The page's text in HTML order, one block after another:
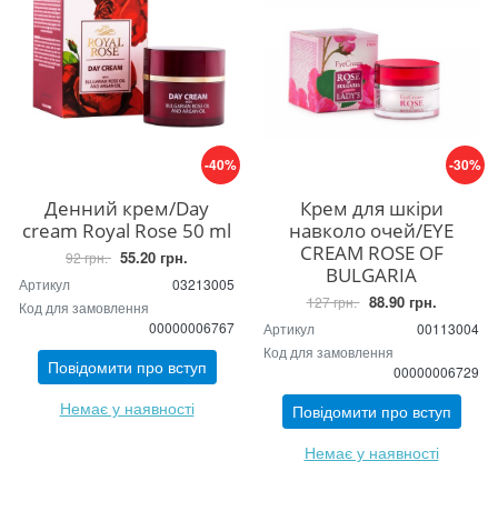
-40%
Денний крем/Day
cream Royal Rose 50 ml
92 грн. 55.20 грн.
Артикул
03213005
Код для замовлення
00000006767
Повідомити про вступ
Немає у наявності
-30%
Крем для шкіри
навколо очей/EYE
CREAM ROSE OF
BULGARIA
127 грн. 88.90 грн.
Артикул
00113004
Код для замовлення
00000006729
Повідомити про вступ
Немає у наявності